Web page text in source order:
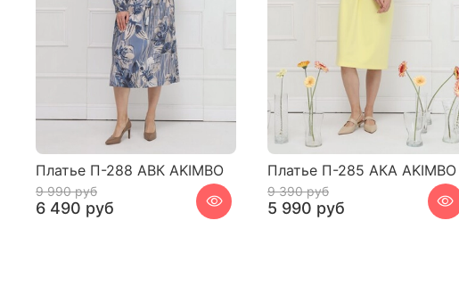
Платье П-288 АВК AKIMBO
9 990 руб
6 490 руб
Платье П-285 АКА AKIMBO
9 390 руб
5 990 руб